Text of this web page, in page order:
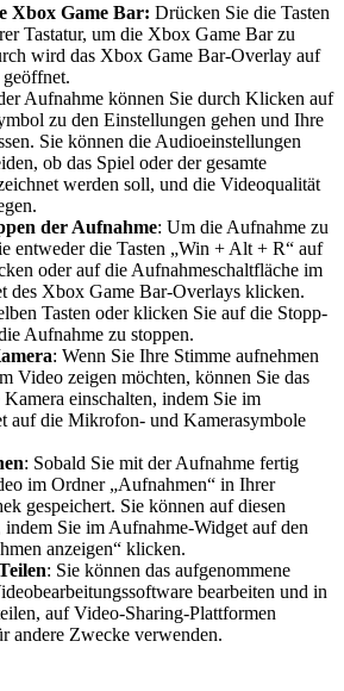
Xbox Game Bar: Drücken Sie die Tasten
Tastatur, um die Xbox Game Bar zu
wird das Xbox Game Bar-Overlay auf
Aufnahme können Sie durch Klicken auf
zu den Einstellungen gehen und Ihre
Sie können die Audioeinstellungen
ob das Spiel oder der gesamte
werden soll, und die Videoqualität
der Aufnahme: Um die Aufnahme zu
entweder die Tasten „Win + Alt + R“ auf
oder auf die Aufnahmeschaltfläche im
des Xbox Game Bar-Overlays klicken.
Tasten oder klicken Sie auf die Stopp-
Aufnahme zu stoppen.
: Wenn Sie Ihre Stimme aufnehmen
Video zeigen möchten, können Sie das
einschalten, indem Sie im
auf die Mikrofon- und Kamerasymbole
: Sobald Sie mit der Aufnahme fertig
im Ordner „Aufnahmen“ in Ihrer
gespeichert. Sie können auf diesen
Sie im Aufnahme-Widget auf den
anzeigen“ klicken.
: Sie können das aufgenommene
bearbeiten und in
auf Video-Sharing-Plattformen
andere Zwecke verwenden.